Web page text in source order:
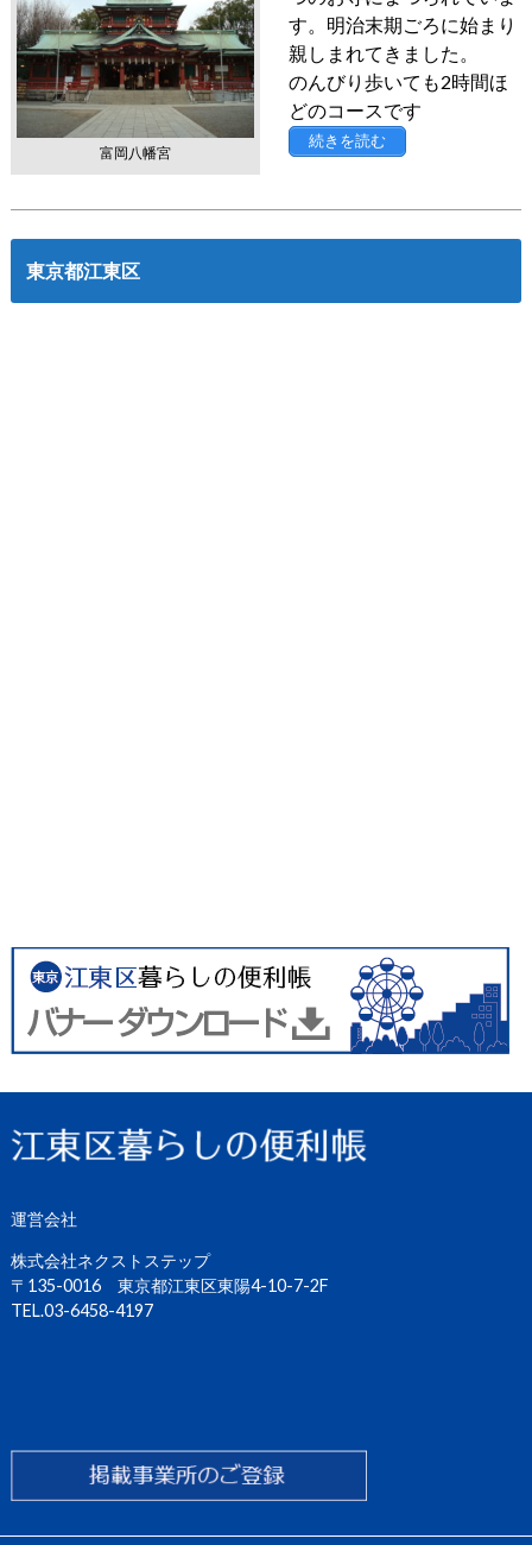
富岡八幡宮
す。明治末期ごろに始まり
親しまれてきました。
のんびり歩いても2時間ほ
どのコースです
続きを読む
東京都江東区
運営会社
株式会社ネクストステップ
〒135-0016 東京都江東区東陽4-10-7-2F
TEL.03-6458-4197